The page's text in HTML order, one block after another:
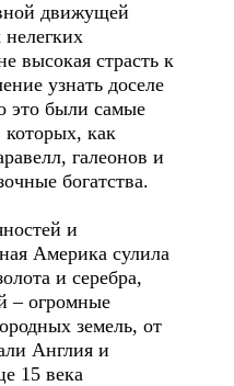
движущей
высокая страсть к
узнать доселе
это были самые
как
галеонов и
богатства.
и
Америка сулила
и серебра,
– огромные
земель, от
Англия и
15 века